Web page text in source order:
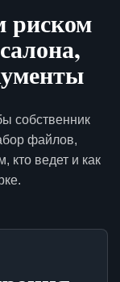
риском
собственник
файлов,
кто ведет и как